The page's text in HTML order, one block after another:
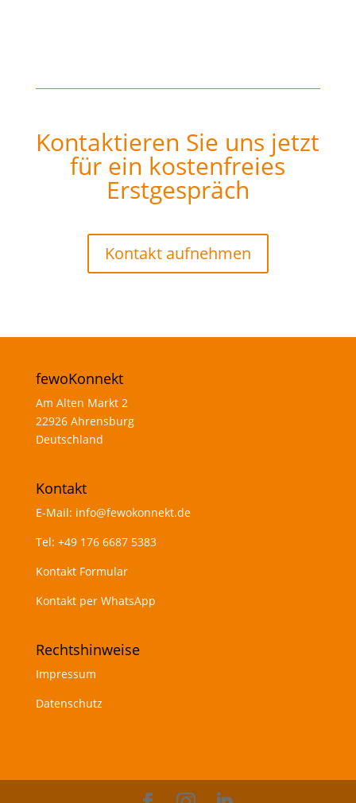
Kontaktieren Sie uns jetzt
für ein kostenfreies
Erstgespräch
Kontakt aufnehmen
fewoKonnekt
Am Alten Markt 2
22926 Ahrensburg
Deutschland
Kontakt
E-Mail: info@fewokonnekt.de
Tel: +49 176 6687 5383
Kontakt Formular
Kontakt per WhatsApp
Rechtshinweise
Impressum
Datenschutz